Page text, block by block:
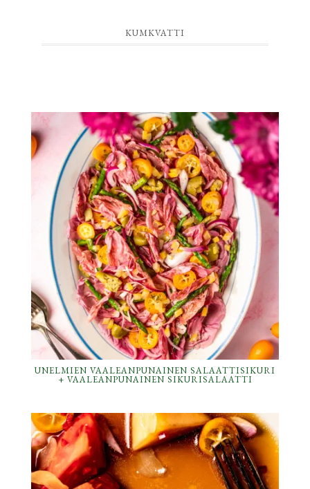
KUMKVATTI
UNELMIEN VAALEANPUNAINEN SALAATTISIKURI
+ VAALEANPUNAINEN SIKURISALAATTI